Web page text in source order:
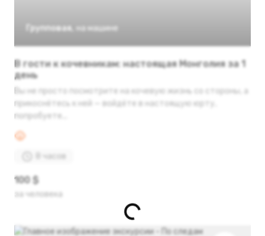
Групповая на машине
В гости к кочевникам: настоящая Монголия за 1
день
Вы не просто посмотрите на кочевую жизнь со стороны, а
прикоснётесь к ней — войдёте в настоящую юрту,
попробуете...
8 часов
100 $
за человека